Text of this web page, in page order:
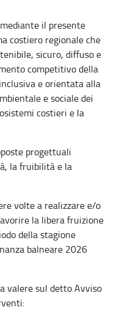
il presente
costiero regionale che
sicuro, diffuso e
competitivo della
e orientata alla
e sociale dei
costieri e la
progettuali
la fruibilità e la
volte a realizzare e/o
la libera fruizione
della stagione
balneare 2026
valere sul detto Avviso